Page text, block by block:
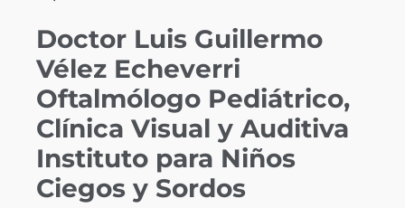
Doctor Luis Guillermo
Vélez Echeverri
Oftalmólogo Pediátrico,
Clínica Visual y Auditiva
Instituto para Niños
Ciegos y Sordos